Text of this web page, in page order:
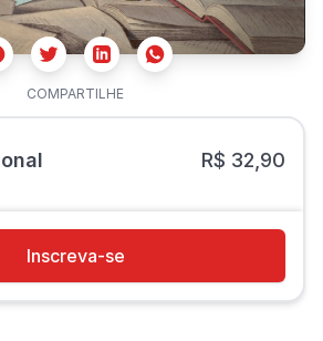
TwitterLinkedinWhatsapp
COMPARTILHE
R$ 32,90
Inscreva-se